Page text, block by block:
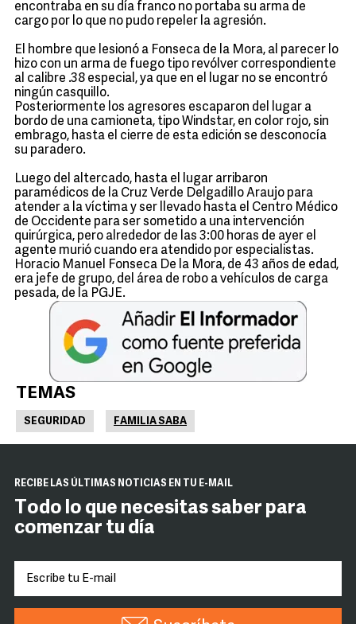
encontraba en su día franco no portaba su arma de
cargo por lo que no pudo repeler la agresión.
El hombre que lesionó a Fonseca de la Mora, al parecer lo
hizo con un arma de fuego tipo revólver correspondiente
al calibre .38 especial, ya que en el lugar no se encontró
ningún casquillo.
Posteriormente los agresores escaparon del lugar a
bordo de una camioneta, tipo Windstar, en color rojo, sin
embrago, hasta el cierre de esta edición se desconocía
su paradero.
Luego del altercado, hasta el lugar arribaron
paramédicos de la Cruz Verde Delgadillo Araujo para
atender a la víctima y ser llevado hasta el Centro Médico
de Occidente para ser sometido a una intervención
quirúrgica, pero alrededor de las 3:00 horas de ayer el
agente murió cuando era atendido por especialistas.
Horacio Manuel Fonseca De la Mora, de 43 años de edad,
era jefe de grupo, del área de robo a vehículos de carga
pesada, de la PGJE.
TEMAS
SEGURIDAD FAMILIA SABA
RECIBE LAS ÚLTIMAS NOTICIAS EN TU E-MAIL
Todo lo que necesitas saber para
comenzar tu día